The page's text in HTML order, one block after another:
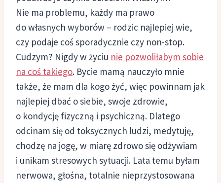
Nie ma problemu, każdy ma prawo
do własnych wyborów – rodzic najlepiej wie,
czy podaje coś sporadycznie czy non-stop.
Cudzym? Nigdy w życiu nie pozwoliłabym sobie
na coś takiego. Bycie mamą nauczyło mnie
także, że mam dla kogo żyć, więc powinnam jak
najlepiej dbać o siebie, swoje zdrowie,
o kondycję fizyczną i psychiczną. Dlatego
odcinam się od toksycznych ludzi, medytuję,
chodzę na jogę, w miarę zdrowo się odżywiam
i unikam stresowych sytuacji. Lata temu byłam
nerwowa, głośna, totalnie nieprzystosowana